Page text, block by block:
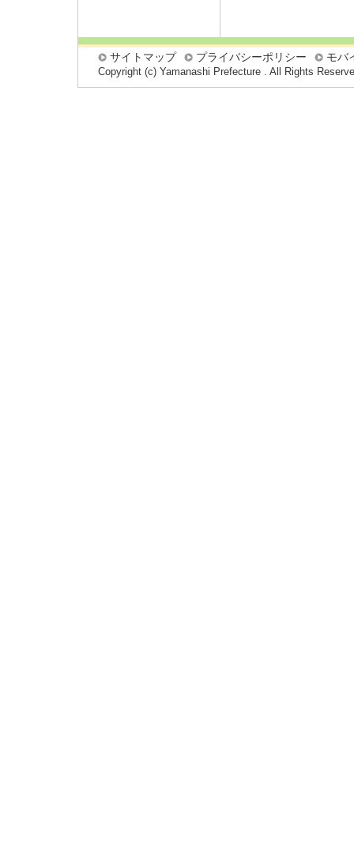
サイトマップ プライバシーポリシー モバ
Copyright (c) Yamanashi Prefecture . All Rights